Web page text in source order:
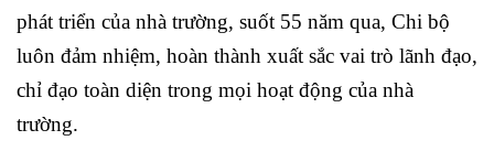
phát triển của nhà trường, suốt 55 năm qua, Chi bộ
luôn đảm nhiệm, hoàn thành xuất sắc vai trò lãnh đạo,
chỉ đạo toàn diện trong mọi hoạt động của nhà
trường.